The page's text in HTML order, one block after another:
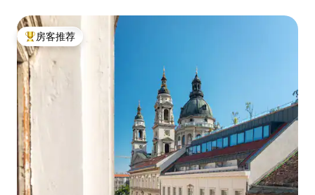
热门「房客推荐」
房客推荐